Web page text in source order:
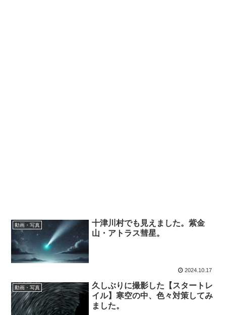
動画・写真
十津川村でも見えました。紫金
山・アトラス彗星。
2024.10.17
動画・写真
久しぶりに撮影した【スタートレ
イル】寒空の中、色々対策してみ
ました。